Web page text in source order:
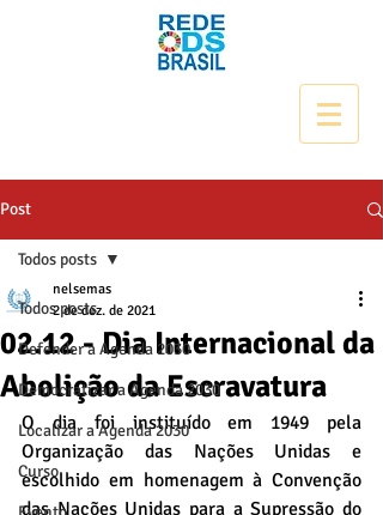
Post
Todos posts
Defender a Agenda 2030
Democratizar a Agenda 2030
Localizar a Agenda 2030
Curso
Todos posts
02.12 - Dia Internacional da
Abolição da Escravatura
nelsemas
2 de dez. de 2021
O dia foi instituído em 1949 pela
Organização das Nações Unidas e
escolhido em homenagem à Convenção
das Nações Unidas para a Supressão do